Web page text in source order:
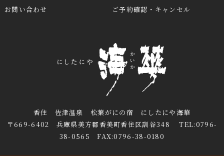
お問い合わせ
ご予約確認・キャンセル
香住 佐津温泉 松葉がにの宿 にしたにや海華
〒669-6402 兵庫県美方郡香美町香住区訓谷348 TEL:0796-
38-0565 FAX:0796-38-0180